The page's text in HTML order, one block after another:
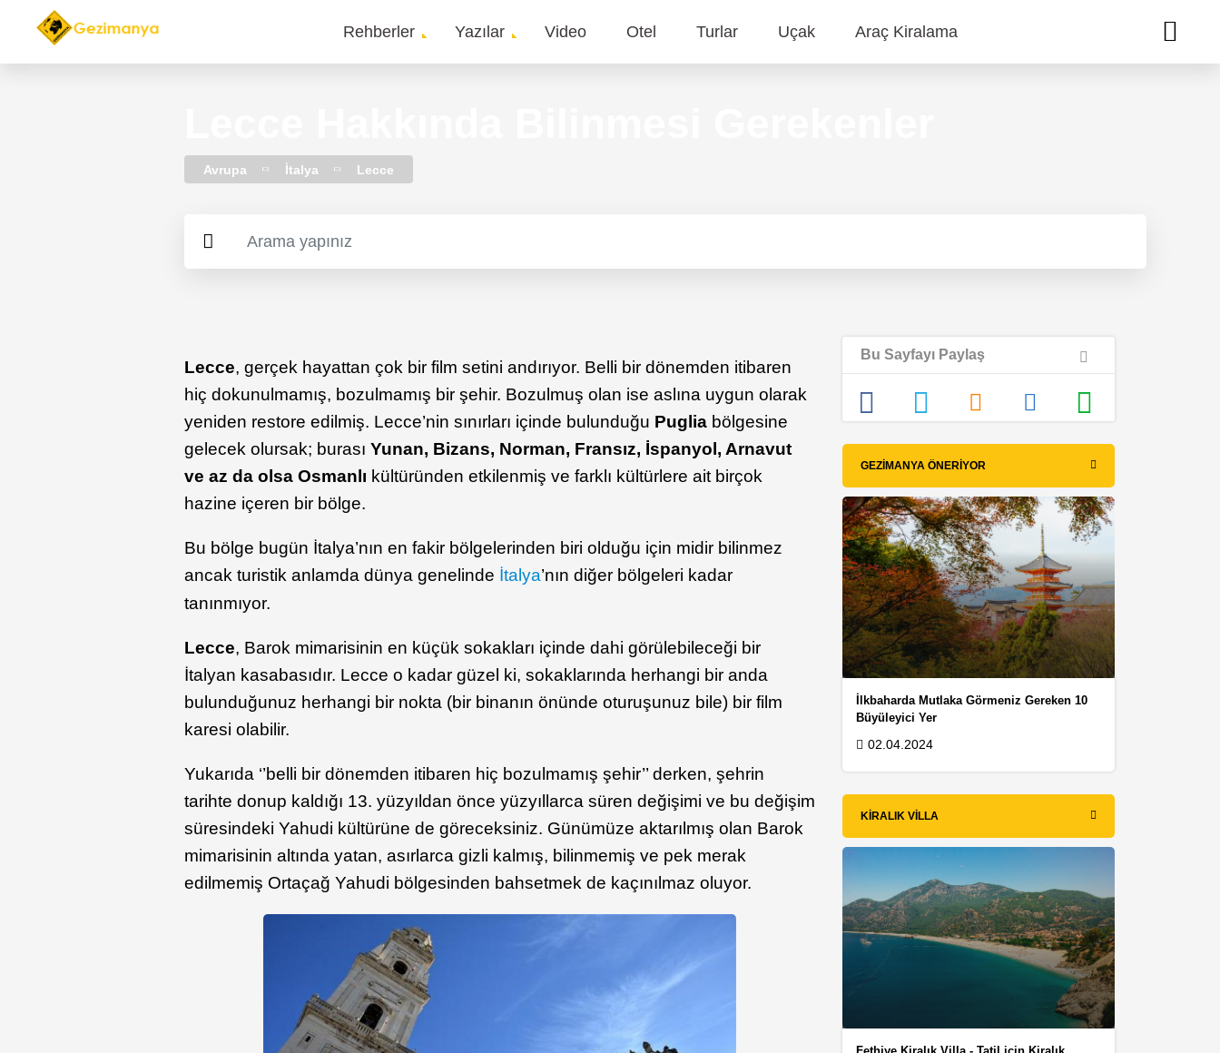
Main
Rehberler Yazılar Video Otel Turlar Uçak Araç Kiralama
Avrupa İtalya Lecce
Lecce, gerçek hayattan çok bir film setini andırıyor. Belli bir dönemden itibaren
hiç dokunulmamış, bozulmamış bir şehir. Bozulmuş olan ise aslına uygun olarak
yeniden restore edilmiş. Lecce’nin sınırları içinde bulunduğu Puglia bölgesine
gelecek olursak; burasıYunan, Bizans, Norman, Fransız, İspanyol, Arnavut
ve az da olsa Osmanlı kültüründen etkilenmiş ve farklı kültürlere ait birçok
hazine içeren bir bölge.
Bu bölge bugün İtalya’nın en fakir bölgelerinden biri olduğu için midir bilinmez
ancak turistik anlamda dünya genelinde İtalya’nın diğer bölgeleri kadar
tanınmıyor.
Lecce, Barok mimarisinin en küçük sokakları içinde dahi görülebileceği bir
İtalyan kasabasıdır. Lecce o kadar güzel ki, sokaklarında herhangi bir anda
bulunduğunuz herhangi bir nokta (bir binanın önünde oturuşunuz bile) bir film
karesi olabilir.
Yukarıda ‘’belli bir dönemden itibaren hiç bozulmamış şehir’’ derken, şehrin
tarihte donup kaldığı 13. yüzyıldan önce yüzyıllarca süren değişimi ve bu değişim
süresindeki Yahudi kültürüne de göreceksiniz. Günümüze aktarılmış olan Barok
mimarisinin altında yatan, asırlarca gizli kalmış, bilinmemiş ve pek merak
edilmemiş Ortaçağ Yahudi bölgesinden bahsetmek de kaçınılmaz oluyor.
Bu Sayfayı Paylaş
GEZIMANYA ÖNERIYOR
İlkbaharda Mutlaka Görmeniz Gereken 10
Büyüleyici Yer
02.04.2024
KIRALIK VILLA